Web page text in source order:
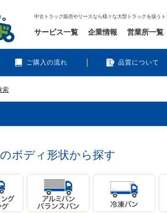
中古トラック販売やリースなら様々な大型トラックを扱う
ご購入の流れ 品質について
サービス一覧 企業情報 営業所一覧
索
ボディ形状から探す